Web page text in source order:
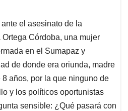
el asesinato de la
Córdoba, una mujer
en el Sumapaz y
de donde era oriunda, madre
años, por la que ninguno de
y los políticos oportunistas
sensible: ¿Qué pasará con